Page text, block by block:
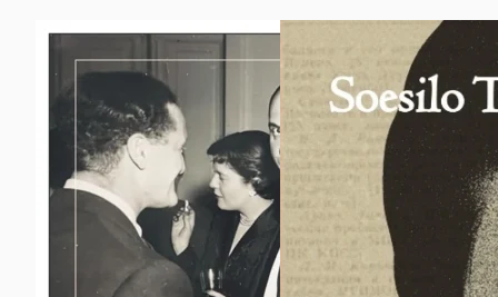
Rp179.000.
Rp167.000.